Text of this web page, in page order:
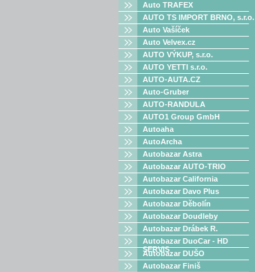
Auto TRAFEX
AUTO TS IMPORT BRNO, s.r.o.
Auto Vašíček
Auto Velvex.cz
AUTO VÝKUP, s.r.o.
AUTO YETTI s.r.o.
AUTO-AUTA.CZ
Auto-Gruber
AUTO-RANDULA
AUTO1 Group GmbH
Autoaha
AutoArcha
Autobazar Astra
Autobazar AUTO-TRIO
Autobazar California
Autobazar Davo Plus
Autobazar Děbolín
Autobazar Doudleby
Autobazar Drábek R.
Autobazar DuoCar - HD
SERVIS
Autobazar DUŠO
Autobazar Finiš